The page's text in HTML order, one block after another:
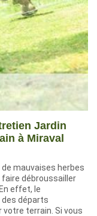
Jardin
à Miraval
mauvaises herbes
débroussailler
effet, le
des départs
votre terrain. Si vous